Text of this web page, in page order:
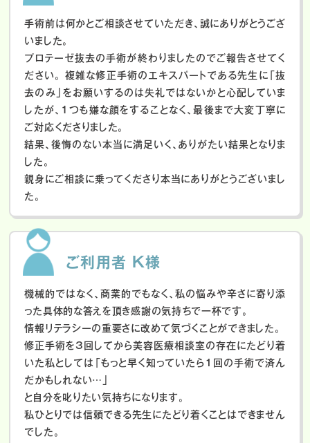
手術前は何かとご相談させていただき、誠にありがとうござ
いました。
プロテーゼ抜去の手術が終わりましたのでご報告させてく
ださい。
複雑な修正手術のエキスパートである先生に「抜
去のみ」をお願いするのは失礼ではないかと心配していま
したが、１つも嫌な顔をすることなく、最後まで大変丁寧に
ご対応くださりました。
結果、後悔のない本当に満足いく、ありがたい結果となりま
した。
親身にご相談に乗ってくださり本当にありがとうございまし
た。
ご利用者 K様
機械的ではなく、商業的でもなく、私の悩みや辛さに寄り添
った具体的な答えを頂き感謝の気持ちで一杯です。
情報リテラシーの重要さに改めて気づくことができました。
修正手術を3回してから美容医療相談室の存在にたどり着
いた私としては「もっと早く知っていたら1回の手術で済ん
だかもしれない…」
と自分を叱りたい気持ちになります。
私ひとりでは信頼できる先生にたどり着くことはできません
でした。